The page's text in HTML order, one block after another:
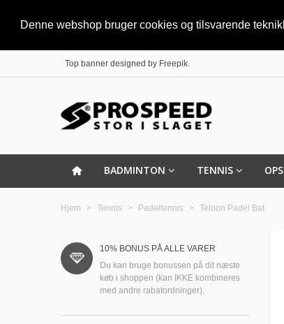
Denne webshop bruger cookies og tilsvarende
Top banner designed by Freepik
BADMINTON TENNIS
Hjem > Tennis > Padeltennis > Teloon Padel Bat
10% BONUS PÅ ALLE VARER
Du kan bruge bonussen på dit næste
køb i shoppen (kan IKKE kombineres
med andre rabatordninger).